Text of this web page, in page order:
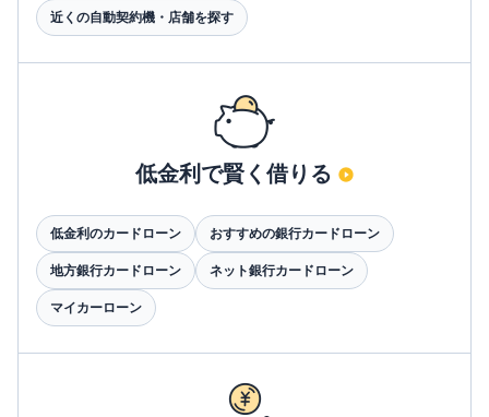
近くの自動契約機・店舗を探す
低金利で賢く借りる
低金利のカードローン おすすめの銀行カードローン
地方銀行カードローン ネット銀行カードローン
マイカーローン